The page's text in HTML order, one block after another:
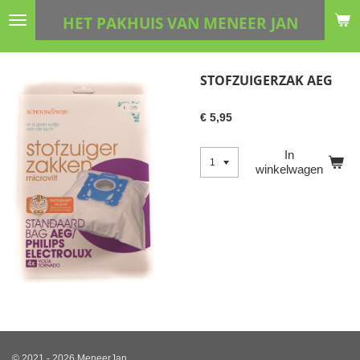
Ga
hoofdinhoud
HET PAKHUIS VAN MENEER JAN
STOFZUIGERZAK AEG
€ 5,95
In
winkelwagen